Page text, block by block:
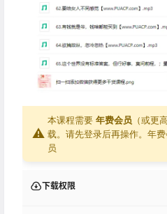
⚠
本课程需要 年费会员 （或更
载。请先登录后再操作。 年
员
下载权限